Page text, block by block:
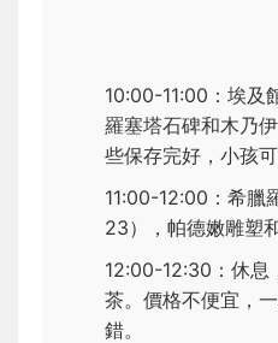
10:00-11:00：埃及
羅塞塔石碑和木乃
些保存完好，小孩可
11:00-12:00：希臘
23），帕德嫩雕塑
12:00-12:30：休息
茶。價格不便宜，
錯。